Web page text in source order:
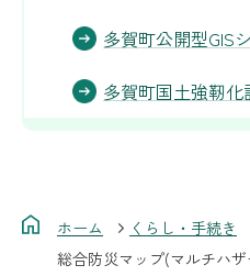
多賀町公開型GIS
多賀町国土強靭化
ホーム くらし・手続き
総合防災マップ(マルチハ